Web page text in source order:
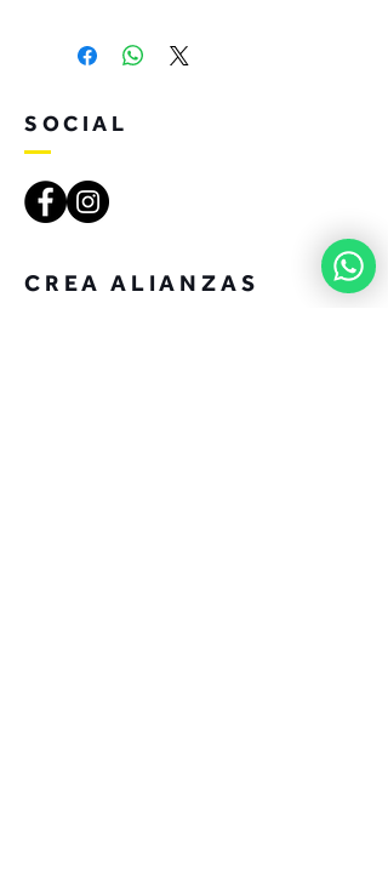
SOCIAL
CREA ALIANZAS